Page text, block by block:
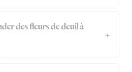
des fleurs de deuil à